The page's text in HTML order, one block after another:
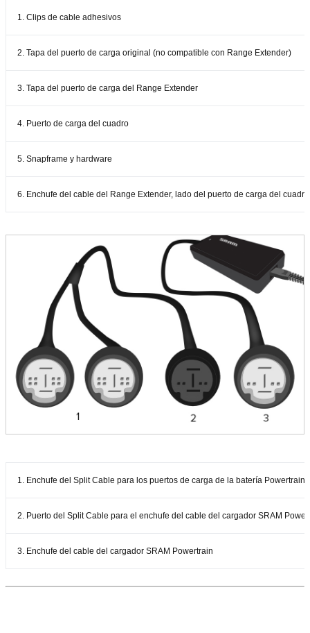
1. Clips de cable adhesivos
2. Tapa del puerto de carga original (no compatible con Range Extender)
3. Tapa del puerto de carga del Range Extender
4. Puerto de carga del cuadro
5. Snapframe y hardware
6. Enchufe del cable del Range Extender, lado del puerto de carga del cuadro
1. Enchufe del Split Cable para los puertos de carga de la batería Powertrain
2. Puerto del Split Cable para el enchufe del cable del cargador SRAM
3. Enchufe del cable del cargador SRAM Powertrain